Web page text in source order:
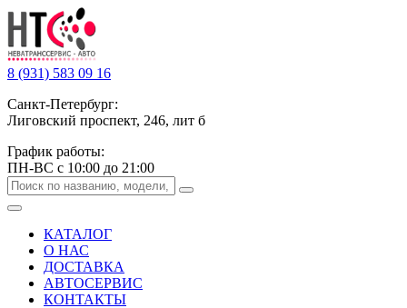
8 (931) 583 09 16
Санкт-Петербург:
Лиговский проспект, 246, лит б
График работы:
ПН-ВС с 10:00 до 21:00
КАТАЛОГ
О НАС
ДОСТАВКА
АВТОСЕРВИС
КОНТАКТЫ